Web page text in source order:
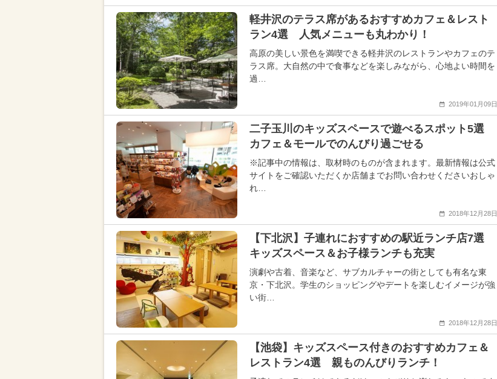
軽井沢のテラス席があるおすすめカフェ＆レスト
ラン4選 人気メニューも丸わかり！
高原の美しい景色を満喫できる軽井沢のレストランやカフェのテ
ラス席。大自然の中で食事などを楽しみながら、心地よい時間を
過…
2019年01月09日
二子玉川のキッズスペースで遊べるスポット5選
カフェ＆モールでのんびり過ごせる
※記事中の情報は、取材時のものが含まれます。最新情報は公式
サイトをご確認いただくか店舗までお問い合わせくださいおしゃ
れ…
2018年12月28日
【下北沢】子連れにおすすめの駅近ランチ店7選
キッズスペース＆お子様ランチも充実
演劇や古着、音楽など、サブカルチャーの街としても有名な東
京・下北沢。学生のショッピングやデートを楽しむイメージが強
い街…
2018年12月28日
【池袋】キッズスペース付きのおすすめカフェ＆
レストラン4選 親ものんびりランチ！